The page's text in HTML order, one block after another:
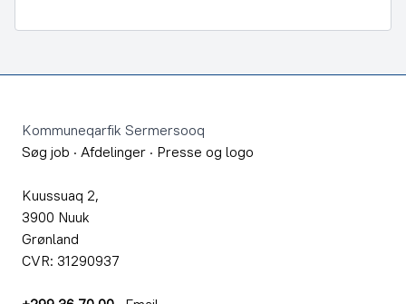
Kommuneqarfik Sermersooq
Søg job · Afdelinger · Presse og logo
Kuussuaq 2,
3900 Nuuk
Grønland
CVR: 31290937